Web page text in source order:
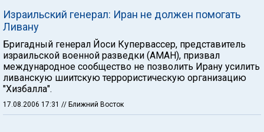
Израильский генерал: Иран не должен помогать
Ливану
Бригадный генерал Йоси Купервассер, представитель
израильской военной разведки (АМАН), призвал
международное сообщество не позволить Ирану усилить
ливанскую шиитскую террористическую организацию
"Хизбалла".
17.08.2006 17:31 // Ближний Восток